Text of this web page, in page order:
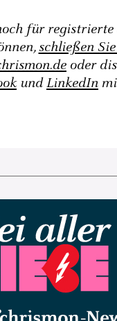
für registrierte
schließen
oder
undLinkedIn